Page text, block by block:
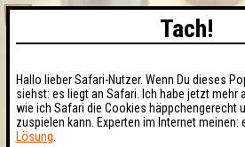
Tach!
Hallo lieber Safari-Nutzer. Wenn Du dieses
siehst: es liegt an Safari. Ich habe jetzt mehr
wie ich Safari die Cookies häppchengerecht
zuspielen kann. Experten im Internet meinen:
Lösung